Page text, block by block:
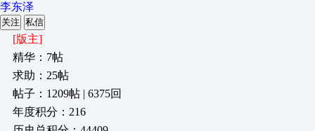
李东泽
关注 私信
[版主]
精华：7帖
求助：25帖
帖子：1209帖 | 6375回
年度积分：216